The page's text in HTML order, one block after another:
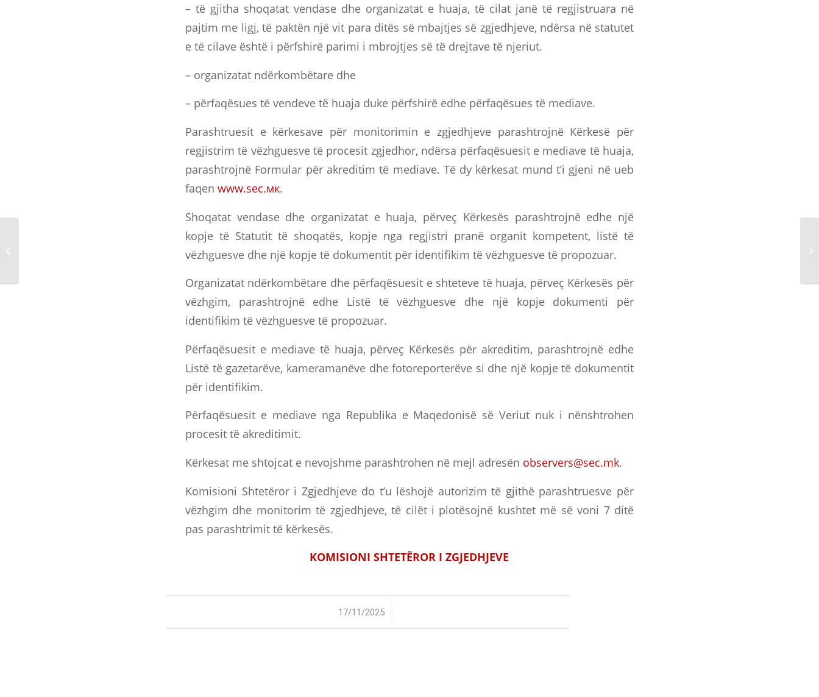
– të gjitha shoqatat vendase dhe organizatat e huaja, të cilat janë të regjistruara në
pajtim me ligj, të paktën një vit para ditës së mbajtjes së zgjedhjeve, ndërsa në statutet
e të cilave është i përfshirë parimi i mbrojtjes së të drejtave të njeriut.
– organizatat ndërkombëtare dhe
– përfaqësues të vendeve të huaja duke përfshirë edhe përfaqësues të mediave.
Parashtruesit e kërkesave për monitorimin e zgjedhjeve parashtrojnë Kërkesë për
regjistrim të vëzhguesve të procesit zgjedhor, ndërsa përfaqësuesit e mediave të huaja,
parashtrojnë Formular për akreditim të mediave. Të dy kërkesat mund t’i gjeni në ueb
faqen www.sec.мк.
Shoqatat vendase dhe organizatat e huaja, përveç Kërkesës parashtrojnë edhe një
kopje të Statutit të shoqatës, kopje nga regjistri pranë organit kompetent, listë të
vëzhguesve dhe një kopje të dokumentit për identifikim të vëzhguesve të propozuar.
Organizatat ndërkombëtare dhe përfaqësuesit e shteteve të huaja, përveç Kërkesës për
vëzhgim, parashtrojnë edhe Listë të vëzhguesve dhe një kopje dokumenti për
identifikim të vëzhguesve të propozuar.
Përfaqësuesit e mediave të huaja, përveç Kërkesës për akreditim, parashtrojnë edhe
Listë të gazetarëve, kameramanëve dhe fotoreporterëve si dhe një kopje të dokumentit
për identifikim.
Përfaqësuesit e mediave nga Republika e Maqedonisë së Veriut nuk i nënshtrohen
procesit të akreditimit.
Kërkesat me shtojcat e nevojshme parashtrohen në mejl adresën observers@sec.mk.
Komisioni Shtetëror i Zgjedhjeve do t’u lëshojë autorizim të gjithë parashtruesve për
vëzhgim dhe monitorim të zgjedhjeve, të cilët i plotësojnë kushtet më së voni 7 ditë
pas parashtrimit të kërkesës.
KOMISIONI SHTETËROR I ZGJEDHJEVE
17/11/2025
/